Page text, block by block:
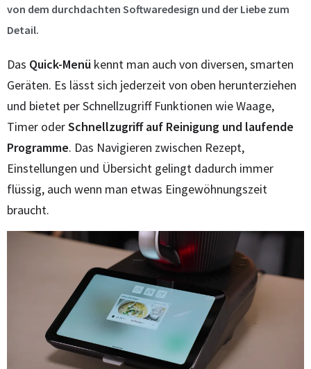
von dem durchdachten Softwaredesign und der Liebe zum
Detail.
Das Quick-Menü kennt man auch von diversen, smarten
Geräten. Es lässt sich jederzeit von oben herunterziehen
und bietet per Schnellzugriff Funktionen wie Waage,
Timer oderSchnellzugriff auf Reinigung und laufende
Programme. Das Navigieren zwischen Rezept,
Einstellungen und Übersicht gelingt dadurch immer
flüssig, auch wenn man etwas Eingewöhnungszeit
braucht.